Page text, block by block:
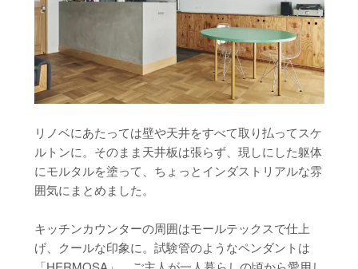
リノベにあたっては壁や天井をすべて取り払ってスケ
ルトンに。そのまま天井板は張らず、現しにした躯体
にモルタルを塗って、ちょっとインダストリアルな雰
囲気にまとめました。
キッチンカウンターの周囲はモールテックスで仕上
げ、クールな印象に。試験管のようなペンダントは